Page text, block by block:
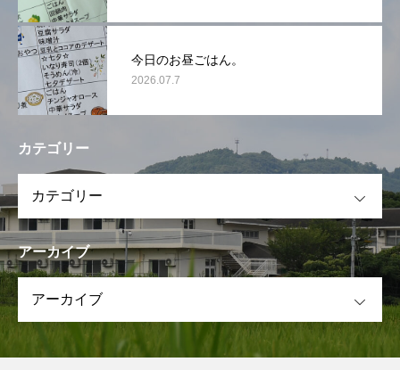
今日のお昼ごはん。
2026.07.7
カテゴリー
アーカイブ